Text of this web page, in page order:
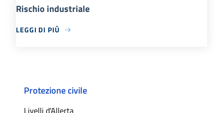
Rischio industriale
LEGGI DI PIÙ
Protezione civile